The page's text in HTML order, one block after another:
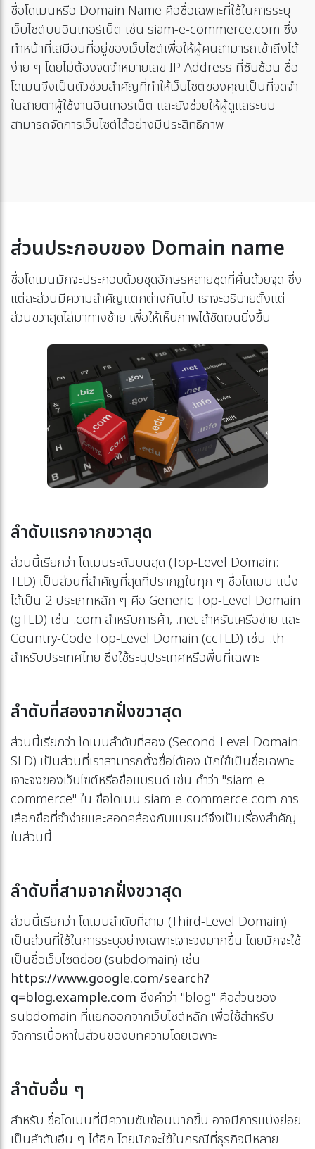
ชื่อโดเมนหรือ Domain Name คือชื่อเฉพาะที่ใช้ในการระบุ
เว็บไซต์บนอินเทอร์เน็ต เช่น siam-e-commerce.com ซึ่ง
ทำหน้าที่เสมือนที่อยู่ของเว็บไซต์เพื่อให้ผู้คนสามารถเข้าถึงได้
ง่าย ๆ โดยไม่ต้องจดจำหมายเลข IP Address ที่ซับซ้อน ชื่อ
โดเมนจึงเป็นตัวช่วยสำคัญที่ทำให้เว็บไซต์ของคุณเป็นที่จดจำ
ในสายตาผู้ใช้งานอินเทอร์เน็ต และยังช่วยให้ผู้ดูแลระบบ
สามารถจัดการเว็บไซต์ได้อย่างมีประสิทธิภาพ
ส่วนประกอบของ Domain name
ชื่อโดเมนมักจะประกอบด้วยชุดอักษรหลายชุดที่คั่นด้วยจุด ซึ่ง
แต่ละส่วนมีความสำคัญแตกต่างกันไป เราจะอธิบายตั้งแต่
ส่วนขวาสุดไล่มาทางซ้าย เพื่อให้เห็นภาพได้ชัดเจนยิ่งขึ้น
ลำดับแรกจากขวาสุด
ส่วนนี้เรียกว่า โดเมนระดับบนสุด (Top-Level Domain:
TLD) เป็นส่วนที่สำคัญที่สุดที่ปรากฏในทุก ๆ ชื่อโดเมน แบ่ง
ได้เป็น 2 ประเภทหลัก ๆ คือ Generic Top-Level Domain
(gTLD) เช่น .com สำหรับการค้า, .net สำหรับเครือข่าย และ
Country-Code Top-Level Domain (ccTLD) เช่น .th
สำหรับประเทศไทย ซึ่งใช้ระบุประเทศหรือพื้นที่เฉพาะ
ลำดับที่สองจากฝั่งขวาสุด
ส่วนนี้เรียกว่า โดเมนลำดับที่สอง (Second-Level Domain:
SLD) เป็นส่วนที่เราสามารถตั้งชื่อได้เอง มักใช้เป็นชื่อเฉพาะ
เจาะจงของเว็บไซต์หรือชื่อแบรนด์ เช่น คำว่า "siam-e-
commerce" ใน ชื่อโดเมน siam-e-commerce.com การ
เลือกชื่อที่จำง่ายและสอดคล้องกับแบรนด์จึงเป็นเรื่องสำคัญ
ในส่วนนี้
ลำดับที่สามจากฝั่งขวาสุด
ส่วนนี้เรียกว่า โดเมนลำดับที่สาม (Third-Level Domain)
เป็นส่วนที่ใช้ในการระบุอย่างเฉพาะเจาะจงมากขึ้น โดยมักจะใช้
เป็นชื่อเว็บไซต์ย่อย (subdomain) เช่น
https://www.google.com/search?
q=blog.example.com ซึ่งคำว่า "blog" คือส่วนของ
subdomain ที่แยกออกจากเว็บไซต์หลัก เพื่อใช้สำหรับ
จัดการเนื้อหาในส่วนของบทความโดยเฉพาะ
ลำดับอื่น ๆ
สำหรับ ชื่อโดเมนที่มีความซับซ้อนมากขึ้น อาจมีการแบ่งย่อย
เป็นลำดับอื่น ๆ ได้อีก โดยมักจะใช้ในกรณีที่ธุรกิจมีหลาย